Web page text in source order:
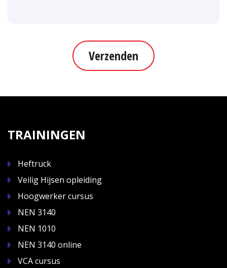
Verzenden
TRAININGEN
Heftruck
Veilig Hijsen opleiding
Hoogwerker cursus
NEN 3140
NEN 1010
NEN 3140 online
VCA cursus